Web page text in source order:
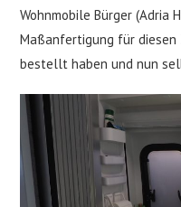
Wohnmobile Bürger (Adria
Maßanfertigung für diesen
bestellt haben und nun